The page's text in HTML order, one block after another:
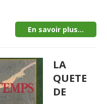
En savoir plus...
LA
QUETE
DE